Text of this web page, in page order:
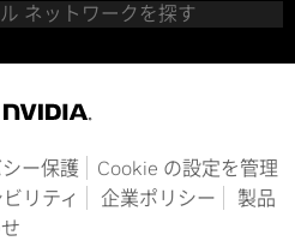
ネットワークを探す
ー保護
Cookie の設定を管理
リティ 企業ポリシー
製品